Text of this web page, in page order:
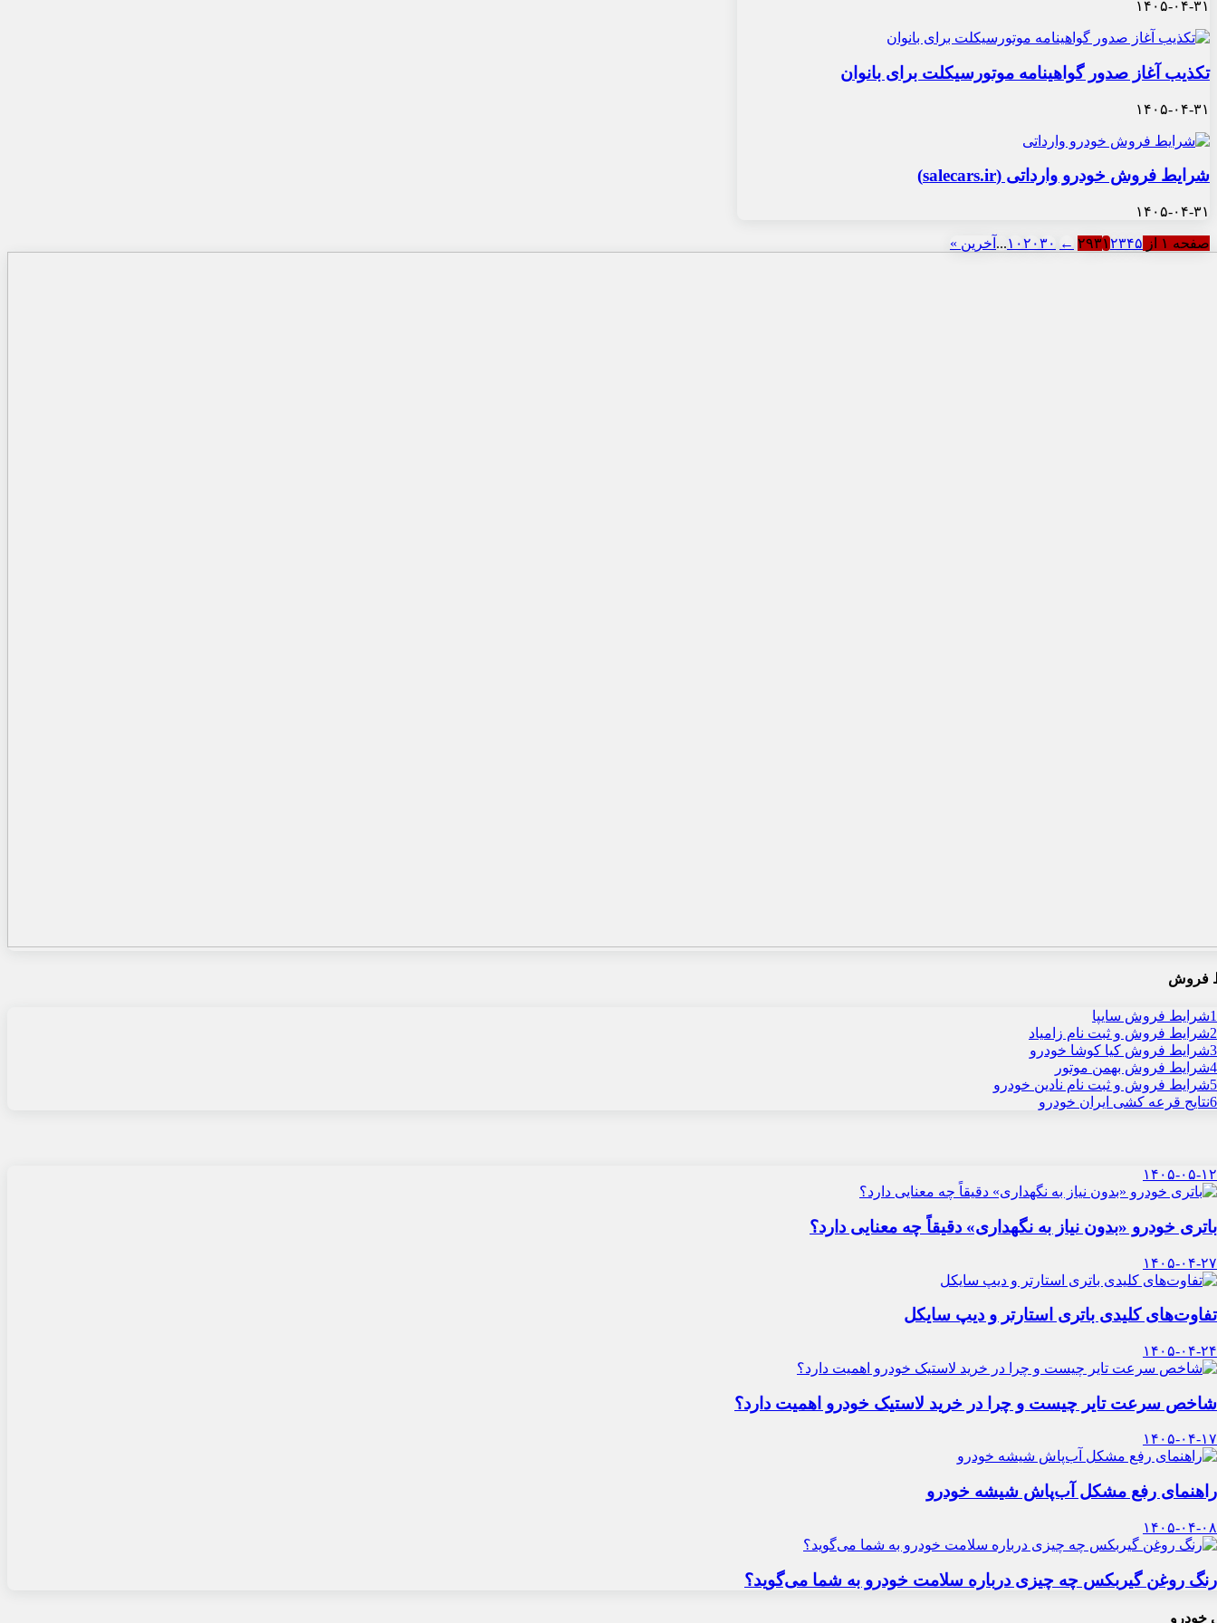
۱۴۰۵-۰۴-۳۱
تکذیب آغاز صدور گواهینامه موتورسیکلت برای بانوان
۱۴۰۵-۰۴-۳۱
شرایط فروش خودرو وارداتی (salecars.ir)
۱۴۰۵-۰۴-۳۱
صفحه ۱ از ۲۹۳ ۱۲۳۴۵ ← ۱۰۲۰۳۰ ... آخرین »
فروش
1شرایط فروش سایپا
2شرایط فروش و ثبت نام زامیاد
3شرایط فروش کیا کوشا خودرو
4شرایط فروش بهمن موتور
5شرایط فروش و ثبت نام نادین خودرو
6نتایج قرعه کشی ایران خودرو
۱۴۰۵-۰۵-۱۲
باتری خودرو «بدون نیاز به نگهداری» دقیقاً چه معنایی دارد؟
۱۴۰۵-۰۴-۲۷
تفاوت‌های کلیدی باتری استارتر و دیپ سایکل
۱۴۰۵-۰۴-۲۴
شاخص سرعت تایر چیست و چرا در خرید لاستیک خودرو اهمیت دارد؟
۱۴۰۵-۰۴-۱۷
راهنمای رفع مشکل آب‌پاش شیشه خودرو
۱۴۰۵-۰۴-۰۸
رنگ روغن گیربکس چه چیزی درباره سلامت خودرو به شما می‌گوید؟
خودرو